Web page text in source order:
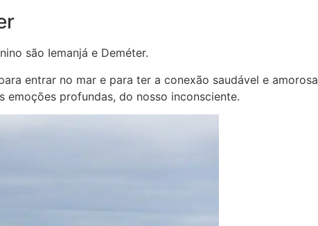
são Iemanjá e Deméter.
entrar no mar e para ter a conexão saudável e amorosa
emoções profundas, do nosso inconsciente.